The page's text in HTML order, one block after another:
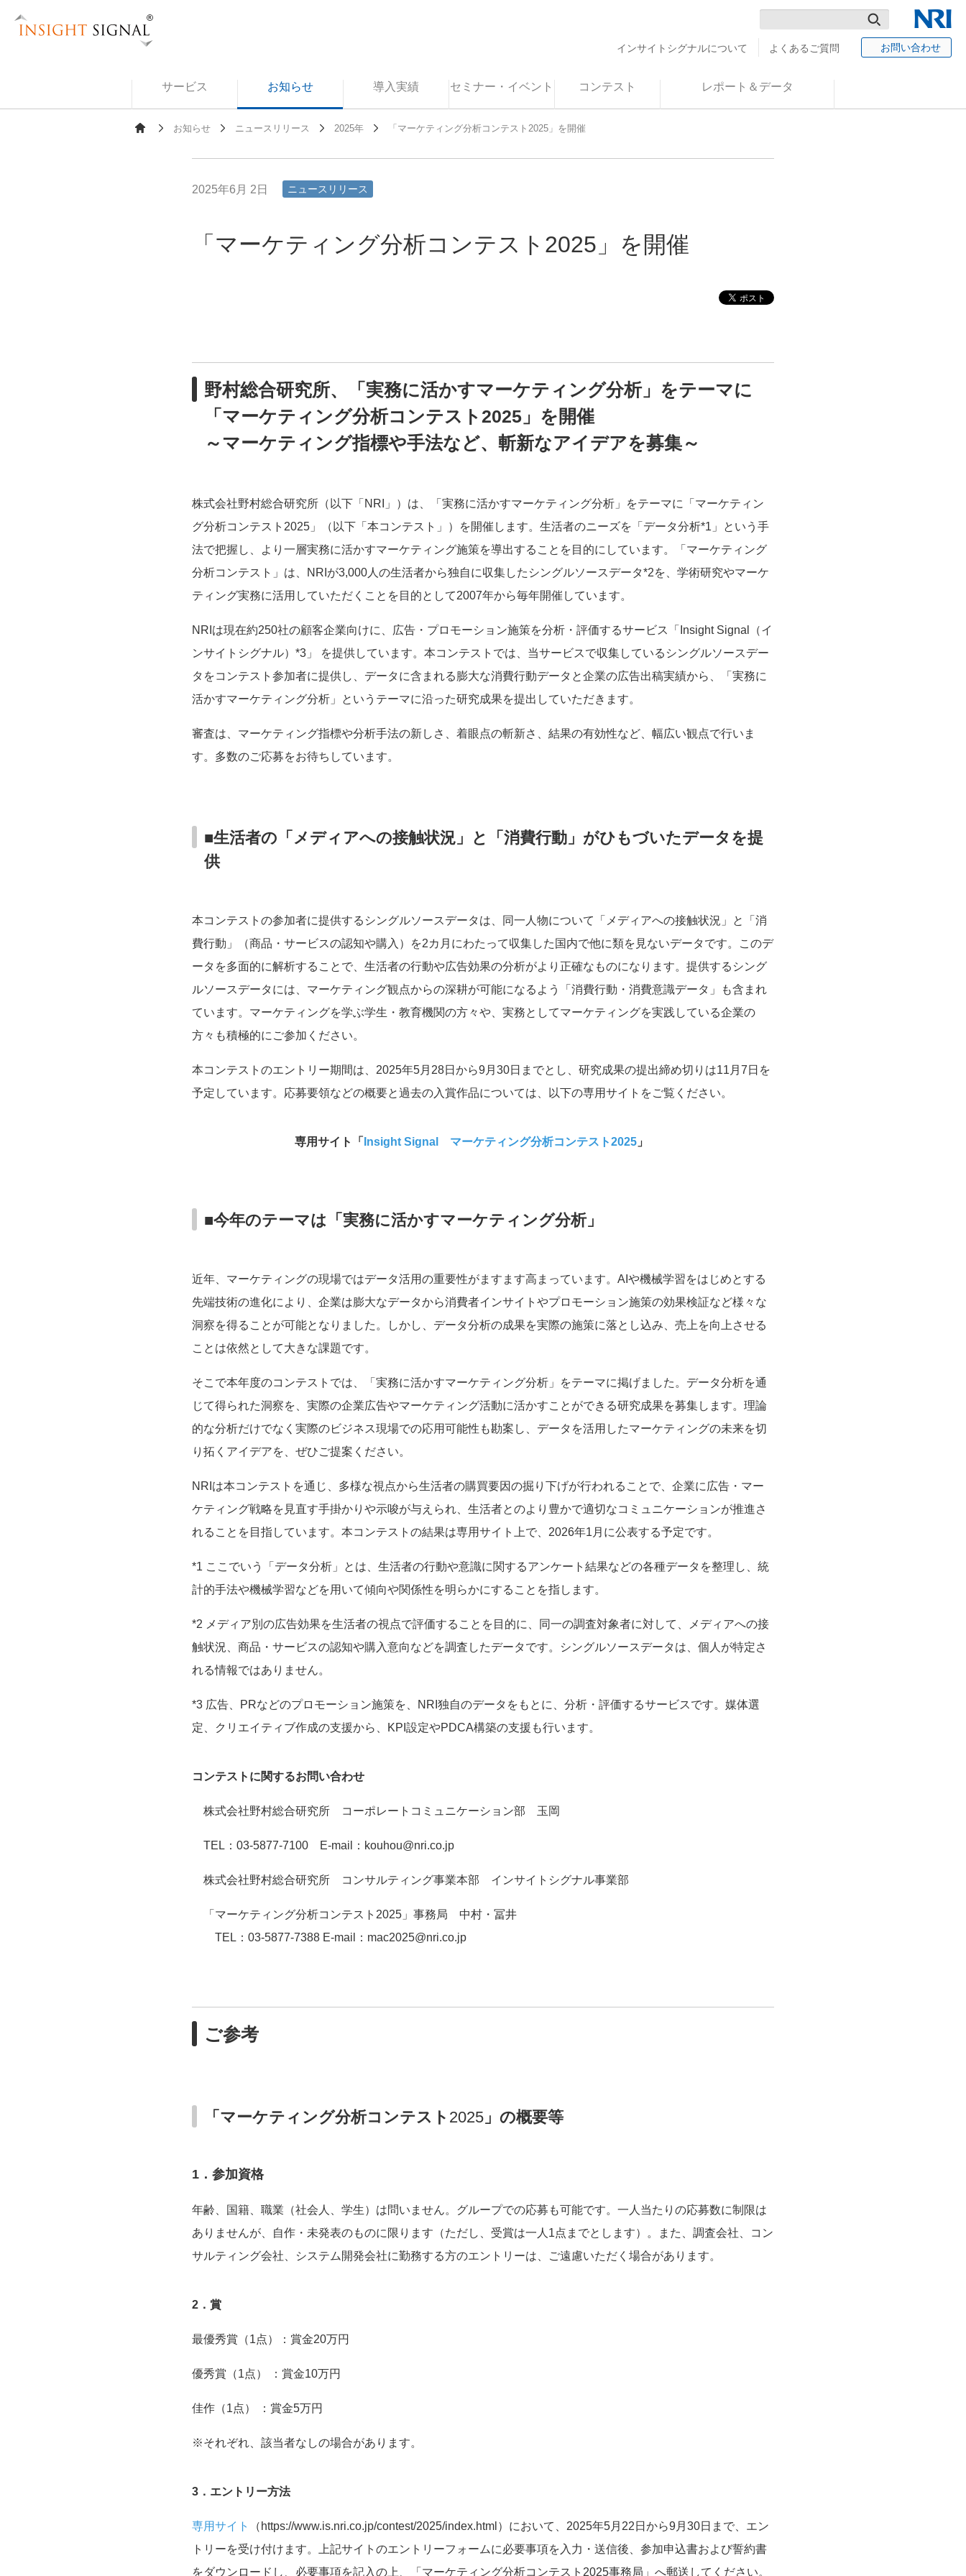
NRI
検
インサイトシグナルについて よくあるご質問 お問い合わせ
サービス お知らせ 導入実績 セミナー・イベント コンテスト レポート＆データ
お知らせ ニュースリリース 2025年 「マーケティング分析コンテスト2025」を開催
2025年6月 2日 ニュースリリース
「マーケティング分析コンテスト2025」を開催
野村総合研究所、「 実務に活かすマーケティング分析」をテーマに
「マーケティング分析コンテスト2025 」を開催
～マーケティング指標や手法など、斬新なアイデアを募集～
株式会社野村総合研究所（以下「NRI」）は、「実務に活かすマーケティング分析」をテーマに「マーケティン
グ分析コンテスト2025」（以下「本コンテスト」）を開催します。生活者のニーズを 「データ分析*1」
という手
法で把握し、より一層実務に活かすマーケティング施策を導出すること を目的にしています。「マーケティング
分析コンテスト」は、NRIが3,000人の生活者から独自に収集したシングルソースデータ*2を、学術研究やマーケ
ティング実務に活用していただくことを目的として2007年から毎年開催しています。
NRIは現在約250社の顧客企業向けに、広告・プロモーション施策を分析・評価するサービス「Insight Signal（イ
ンサイトシグナル）*3」 を提供しています。本コンテストでは、当サービスで収集しているシングルソースデー
タをコンテスト参加者に提供し、データに含まれる膨大な消費行動データと企業の広告出稿実績から、「実務に
活かすマーケティング分析」というテーマに沿った研究成果を提出していただきます。
審査は、マーケティング指標や分析手法の新しさ、着眼点の斬新さ、結果の有効性など、幅広い観点で行いま
す。多数のご応募をお待ちしています。
■生活者の「メディアへの接触状況」と「消費行動」がひもづいたデータを提
供
本コンテストの参加者に提供するシングルソースデータは、同一人物について「メディアへの接触状況」と「消
費行動」（商品・サービスの認知や購入）を2カ月にわたって収集した国内で他に類を見ないデータです。このデ
ータを多面的に解析することで、生活者の行動や広告効果の分析がより正確なものになります。提供するシング
ルソースデータには、マーケティング観点からの深耕が可能になるよう「消費行動・消費意識データ」も含まれ
ています。マーケティングを学ぶ学生・教育機関の方々や、実務としてマーケティングを実践している企業の
方々も積極的にご参加ください。
本コンテストのエントリー期間は、2025年5月28日から9月30日までとし、研究成果の提出締め切りは11月7日を
予定しています。応募要領などの概要と過去の入賞作品については、以下の専用サイトをご覧ください。
専用サイト「 Insight Signal マーケティング分析コンテスト2025 」
■今年のテーマは「 実務に活かすマーケティング分析」
近年、マーケティングの現場ではデータ活用の重要性がますます高まっています。AIや機械学習をはじめとする
先端技術の進化により、企業は膨大なデータから消費者インサイトやプロモーション施策の効果検証など様々な
洞察を得ることが可能となりました。しかし、データ分析の成果を実際の施策に落とし込み、売上を向上させる
ことは依然として大きな課題です。
そこで本年度のコンテストでは、「実務に活かすマーケティング分析」をテーマに掲げました。 データ分析を通
じて得られた洞察を、実際の企業広告やマーケティング活動に活かすことができる研究成果を募集します。理論
的な分析だけでなく実際のビジネス現場での応用可能性も勘案し、データを活用したマーケティングの未来を切
り拓くアイデアを、ぜひご提案ください。
NRIは本コンテストを通じ、多様な視点から生活者の購買要因の掘り下げが行われることで、企業に広告・マー
ケティング戦略を見直す手掛かりや示唆が与えられ、生活者とのより豊かで適切なコミュニケーションが推進さ
れることを 目指しています。本コンテストの結果は専用サイト上で、2026年1月に公表する予定です。
*1 ここでいう「データ分析」とは、生活者の行動や意識に関するアンケート結果などの各種データを整理し、統
計的手法や機械学習などを用いて傾向や関係性を明らかにすることを指します。
*2 メディア別の広告効果を生活者の視点で評価することを目的に、同一の調査対象者に対して、メディアへの接
触状況、商品・サービスの認知や購入意向などを調査したデータです。シングルソースデータは、個人が特定さ
れる情報ではありません。
*3 広告、PRなどのプロモーション施策を、NRI独自のデータをもとに、分析・評価するサービスです。媒体選
定、クリエイティブ作成の支援から、KPI設定やPDCA構築の支援も行います。
コンテストに関するお問い合わせ
株式会社野村総合研究所 コーポレートコミュニケーション部 玉岡
TEL：03-5877-7100 E-mail：kouhou@nri.co.jp
株式会社野村総合研究所 コンサルティング事業本部 インサイトシグナル事業部
「マーケティング分析コンテスト2025」事務局 中村・冨井
TEL：03-5877-7388 E-mail：mac2025@nri.co.jp
ご参考
「マーケティング分析コンテスト 2025 」の概要等
1 ．参加資格
年齢、国籍、職業（社会人、学生）は問いません。グループでの応募も可能です。一人当たりの応募数に制限は
ありませんが、自作・未発表のものに限ります（ただし、受賞は一人1点までとします）。また、調査会社、コン
サルティング会社、システム開発会社に勤務する方のエントリーは、ご遠慮いただく場合があります。
2 ．賞
最優秀賞（1点）：賞金20万円
優秀賞（1点） ：賞金10万円
佳作（1点） ：賞金5万円
※それぞれ、該当者なしの場合があります。
3 ． エントリー方法
専用サイト
（https://www.is.nri.co.jp/contest/2025/index.html）において、2025年5月22日から9月30日まで、エン
トリーを受け付けます。上記サイトのエントリーフォームに必要事項を入力・送信後、参加申込書および誓約書
をダウンロードし、必要事項を記入の上、「マーケティング分析コンテスト2025事務局」へ郵送してください。